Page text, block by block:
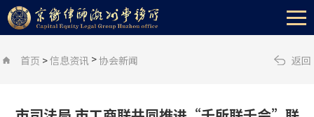
首页 >信息资讯 >协会新闻 返回